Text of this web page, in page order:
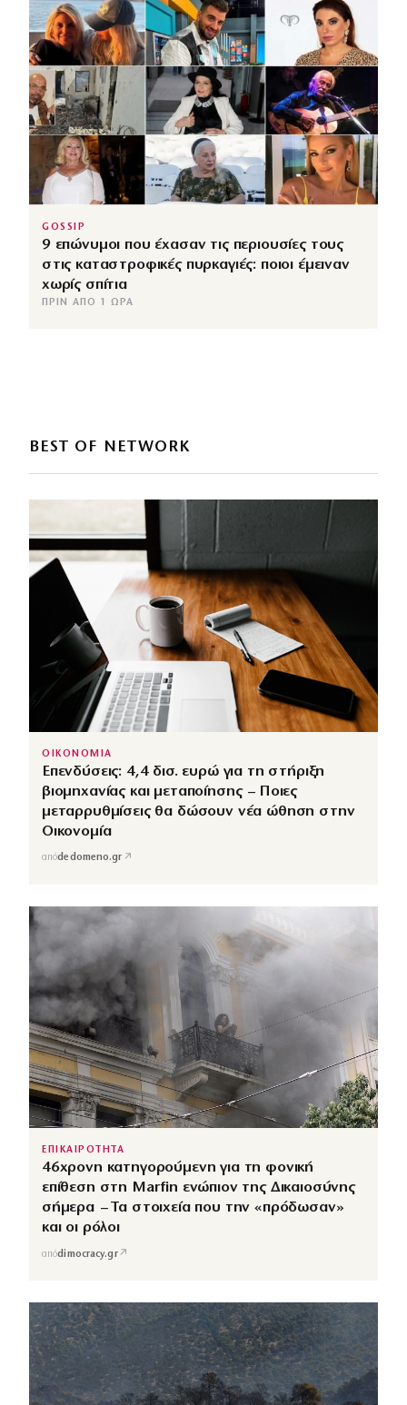
GOSSIP
9 επώνυμοι που έχασαν τις περιουσίες τους
στις καταστροφικές πυρκαγιές: ποιοι έμειναν
χωρίς σπίτια
ΠΡΙΝ ΑΠΌ 1 ΏΡΑ
BEST OF NETWORK
ΟΙΚΟΝΟΜΙΑ
Επενδύσεις: 4,4 δισ. ευρώ για τη στήριξη
βιομηχανίας και μεταποίησης – Ποιες
μεταρρυθμίσεις θα δώσουν νέα ώθηση στην
Οικονομία
απόdedomeno.gr ↗
ΕΠΙΚΑΙΡΟΤΗΤΑ
46χρονη κατηγορούμενη για τη φονική
επίθεση στη Marfin ενώπιον της Δικαιοσύνης
σήμερα – Τα στοιχεία που την «πρόδωσαν»
και οι ρόλοι
απόdimocracy.gr↗